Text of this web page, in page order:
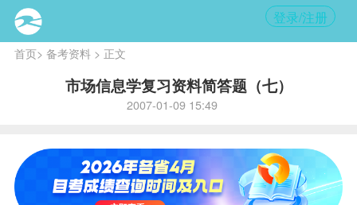
登录/注册
首页> 备考资料> 正文
市场信息学复习资料简答题（七）
2007-01-09 15:49